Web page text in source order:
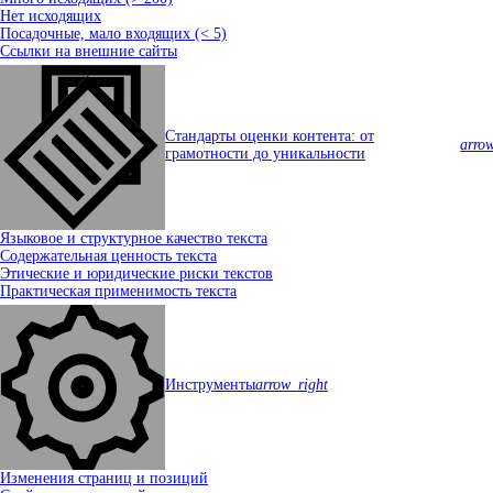
Нет исходящих
Посадочные, мало входящих (< 5)
Ссылки на внешние сайты
Стандарты оценки контента: от
грамотности до уникальности
Языковое и структурное качество текста
Содержательная ценность текста
Этические и юридические риски текстов
Практическая применимость текста
Инструментыarrow_right
Изменения страниц и позиций